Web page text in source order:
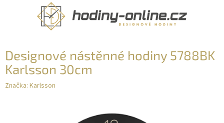
Designové nástěnné hodiny 5788BK
Karlsson 30cm
Značka: Karlsson